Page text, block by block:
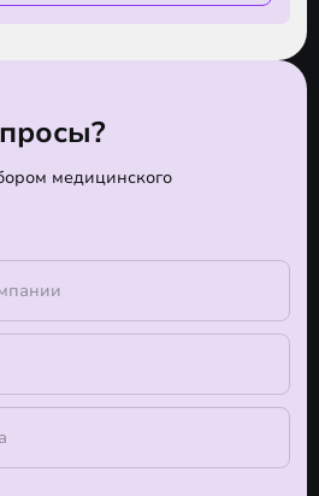
медицинского